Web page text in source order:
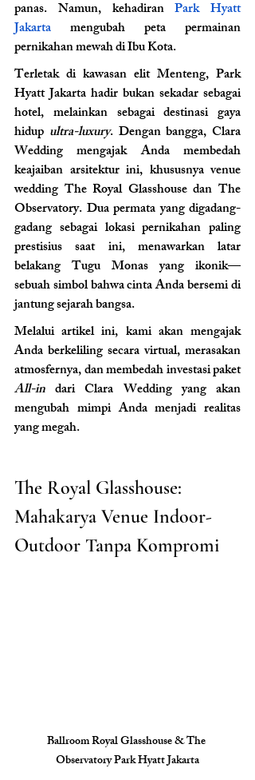
panas. Namun, kehadiran Park Hyatt
Jakarta mengubah peta permainan
pernikahan mewah di Ibu Kota.
Terletak di kawasan elit Menteng, Park
Hyatt Jakarta hadir bukan sekadar sebagai
hotel, melainkan sebagai destinasi gaya
hidup ultra-luxury. Dengan bangga, Clara
Wedding mengajak Anda membedah
keajaiban arsitektur ini, khususnya venue
wedding The Royal Glasshouse dan The
Observatory. Dua permata yang digadang-
gadang sebagai lokasi pernikahan paling
prestisius saat ini, menawarkan latar
belakang Tugu Monas yang ikonik—
sebuah simbol bahwa cinta Anda bersemi di
jantung sejarah bangsa.
Melalui artikel ini, kami akan mengajak
Anda berkeliling secara virtual, merasakan
atmosfernya, dan membedah investasi paket
All-in dari Clara Wedding yang akan
mengubah mimpi Anda menjadi realitas
yang megah.
The Royal Glasshouse:
Mahakarya Venue Indoor-
Outdoor Tanpa Kompromi
Ballroom Royal Glasshouse & The
Observatory Park Hyatt Jakarta